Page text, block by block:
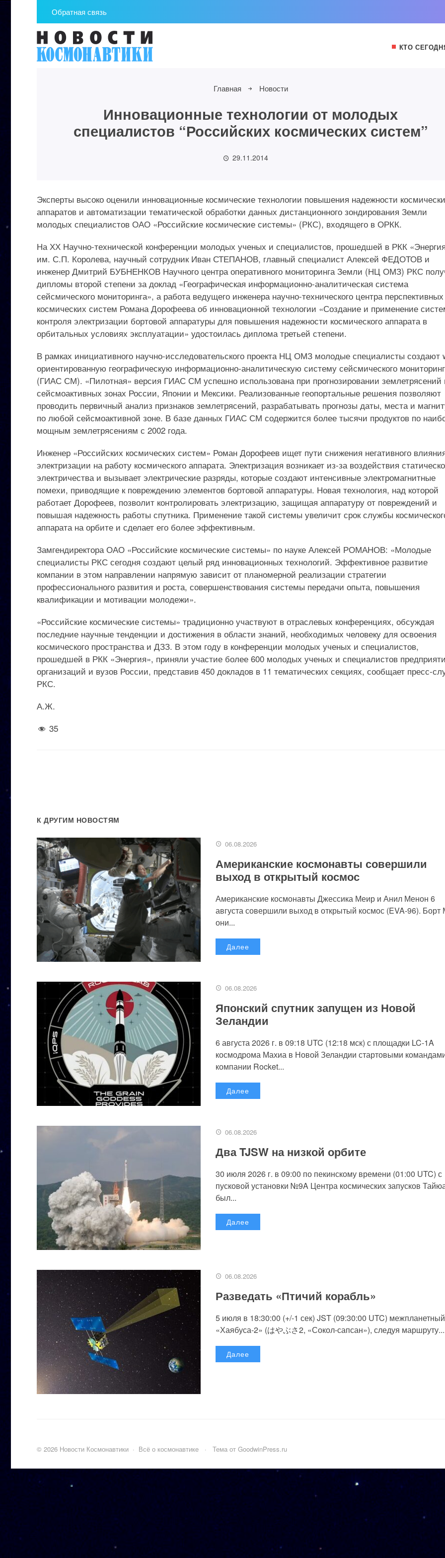
Обратная связь
КТО
Главная Новости
Инновационные технологии от молодых
специалистов “Российских космических систем”
29.11.2014
Эксперты высоко оценили инновационные космические технологии повышения надежности
аппаратов и автоматизации тематической обработки данных дистанционного зондирования Земли
молодых специалистов ОАО «Российские космические системы» (РКС), входящего в ОРКК.
На ХХ Научно-технической конференции молодых ученых и специалистов, прошедшей в РКК
им. С.П. Королева, научный сотрудник Иван СТЕПАНОВ, главный специалист Алексей ФЕДОТОВ и
инженер Дмитрий БУБНЕНКОВ Научного центра оперативного мониторинга Земли (НЦ ОМЗ) РКС
дипломы второй степени за доклад «Географическая информационно-аналитическая система
сейсмического мониторинга», а работа ведущего инженера научно-технического центра перспективных
космических систем Романа Дорофеева об инновационной технологии «Создание и применение
контроля электризации бортовой аппаратуры для повышения надежности космического аппарата в
орбитальных условиях эксплуатации» удостоилась диплома третьей степени.
В рамках инициативного научно-исследовательского проекта НЦ ОМЗ молодые специалисты создают
ориентированную географическую информационно-аналитическую систему сейсмического
(ГИАС СМ). «Пилотная» версия ГИАС СМ успешно использована при прогнозировании землетрясений
сейсмоактивных зонах России, Японии и Мексики. Реализованные геопортальные решения позволяют
проводить первичный анализ признаков землетрясений, разрабатывать прогнозы даты, места и
по любой сейсмоактивной зоне. В базе данных ГИАС СМ содержится более тысячи продуктов по
мощным землетрясениям с 2002 года.
Инженер «Российских космических систем» Роман Дорофеев ищет пути снижения негативного
электризации на работу космического аппарата. Электризация возникает из-за воздействия
электричества и вызывает электрические разряды, которые создают интенсивные электромагнитные
помехи, приводящие к повреждению элементов бортовой аппаратуры. Новая технология, над которой
работает Дорофеев, позволит контролировать электризацию, защищая аппаратуру от повреждений и
повышая надежность работы спутника. Применение такой системы увеличит срок службы
аппарата на орбите и сделает его более эффективным.
Замгендиректора ОАО «Российские космические системы» по науке Алексей РОМАНОВ: «Молодые
специалисты РКС сегодня создают целый ряд инновационных технологий. Эффективное развитие
компании в этом направлении напрямую зависит от планомерной реализации стратегии
профессионального развития и роста, совершенствования системы передачи опыта, повышения
квалификации и мотивации молодежи».
«Российские космические системы» традиционно участвуют в отраслевых конференциях, обсуждая
последние научные тенденции и достижения в области знаний, необходимых человеку для освоения
космического пространства и ДЗЗ. В этом году в конференции молодых ученых и специалистов,
прошедшей в РКК «Энергия», приняли участие более 600 молодых ученых и специалистов
организаций и вузов России, представив 450 докладов в 11 тематических секциях, сообщает пресс-
РКС.
А.Ж.
35
К ДРУГИМ НОВОСТЯМ
06.08.2026
Американские космонавты совершили
выход в открытый космос
Американские космонавты Джессика Меир и Анил Менон 6
августа совершили выход в открытый космос (EVA-96).
они...
Далее
06.08.2026
Японский спутник запущен из Новой
Зеландии
6 августа 2026 г. в 09:18 UTC (12:18 мск) с площадки LC-1A
космодрома Махиа в Новой Зеландии стартовыми
компании Rocket...
Далее
06.08.2026
Два TJSW на низкой орбите
30 июля 2026 г. в 09:00 по пекинскому времени (01:00 UTC) с
пусковой установки №9A Центра космических запусков
был...
Далее
06.08.2026
Разведать «Птичий корабль»
5 июля в 18:30:00 (+/-1 сек) JST (09:30:00 UTC)
«Хаябуса-2» (はやぶさ2, «Сокол-сапсан»), следуя маршруту...
Далее
© 2026 Новости Космонавтики · Всё о космонавтике · Тема от GoodwinPress.ru